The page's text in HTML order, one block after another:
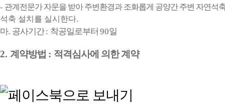
- 관계전문가 자문을 받아 주변환경과 조화롭게 공양간 주변 자연석
석축 설치를 실시한다.
마. 공사기간: 착공일로부터 90일
2. 계약방법 : 적격심사에 의한 계약